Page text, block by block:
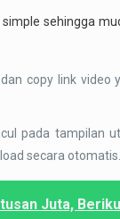
sehingga
copy link
pada tampilan
secara otomatis.
Juta,